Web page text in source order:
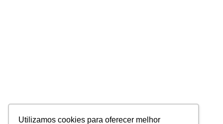
Utilizamos cookies para oferecer melhor